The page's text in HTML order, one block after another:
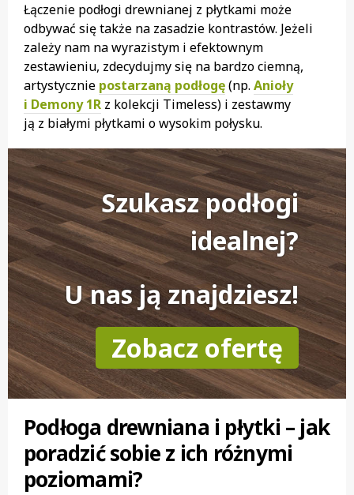
Łączenie podłogi drewnianej z płytkami może
odbywać się także na zasadzie kontrastów. Jeżeli
zależy nam na wyrazistym i efektownym
zestawieniu, zdecydujmy się na bardzo ciemną,
artystycznie postarzaną podłogę(np. Anioły
i Demony 1R z kolekcji Timeless) i zestawmy
ją z białymi płytkami o wysokim połysku.
Szukasz podłogi
idealnej?
U nas ją znajdziesz!
Zobacz ofertę
Podłoga drewniana i płytki – jak
poradzić sobie z ich różnymi
poziomami?